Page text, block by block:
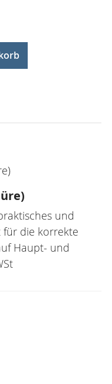
und
für die korrekte
Haupt- und